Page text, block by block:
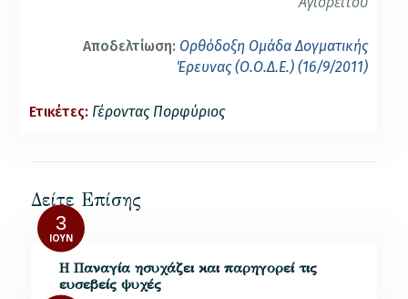
Αποδελτίωση: Ορθόδοξη Ομάδα Δογματικής
Έρευνας (Ο.Ο.Δ.Ε.) (16/9/2011)
Ετικέτες: Γέροντας Πορφύριος
Δείτε Επίσης
3
ΙΟΎΝ
Η Παναγία ησυχάζει και παρηγορεί τις
ευσεβείς ψυχές